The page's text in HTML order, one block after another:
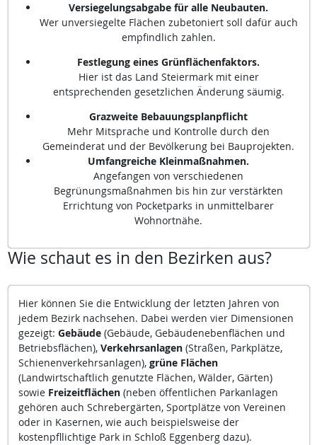
Versiegelungsabgabe für alle Neubauten.
Wer unversiegelte Flächen zubetoniert soll dafür auch
empfindlich zahlen.
Festlegung eines Grünflächenfaktors.
Hier ist das Land Steiermark mit einer
entsprechenden gesetzlichen Änderung säumig.
Grazweite Bebauungsplanpflicht
Mehr Mitsprache und Kontrolle durch den
Gemeinderat und der Bevölkerung bei Bauprojekten.
Umfangreiche Kleinmaßnahmen.
Angefangen von verschiedenen
Begrünungsmaßnahmen bis hin zur verstärkten
Errichtung von Pocketparks in unmittelbarer
Wohnortnähe.
Wie schaut es in den Bezirken aus?
Hier können Sie die Entwicklung der letzten Jahren von
jedem Bezirk nachsehen. Dabei werden vier Dimensionen
gezeigt: Gebäude (Gebäude, Gebäudenebenflächen und
Betriebsflächen), Verkehrsanlagen (Straßen, Parkplätze,
Schienenverkehrsanlagen), grüne Flächen
(Landwirtschaftlich genutzte Flächen, Wälder, Gärten)
sowie Freizeitflächen (neben öffentlichen Parkanlagen
gehören auch Schrebergärten, Sportplätze von Vereinen
oder in Kasernen, wie auch beispielsweise der
kostenpfllichtige Park in Schloß Eggenberg dazu).